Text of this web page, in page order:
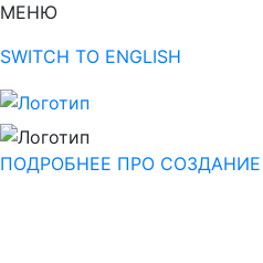
МЕНЮ
SWITCH TO ENGLISH
ПОДРОБНЕЕ ПРО